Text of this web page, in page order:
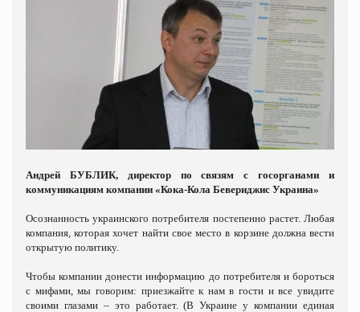
Андрей БУБЛИК, директор по связям с госорганами и
коммуникациям компании «Кока-Кола Бевериджис Украина»
Осознанность украинского потребителя постепенно растет. Любая
компания, которая хочет найти свое место в корзине должна вести
открытую политику.
Чтобы компании донести информацию до потребителя и бороться
с мифами, мы говорим: приезжайте к нам в гости и все увидите
своими глазами – это работает. (В Украине у компании единая